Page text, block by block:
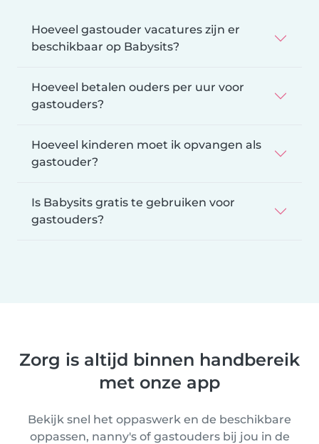
Hoeveel gastouder vacatures zijn er
beschikbaar op Babysits?
Hoeveel betalen ouders per uur voor
gastouders?
Hoeveel kinderen moet ik opvangen als
gastouder?
Is Babysits gratis te gebruiken voor
gastouders?
Zorg is altijd binnen handbereik
met onze app
Bekijk snel het oppaswerk en de beschikbare
oppassen, nanny's of gastouders bij jou in de